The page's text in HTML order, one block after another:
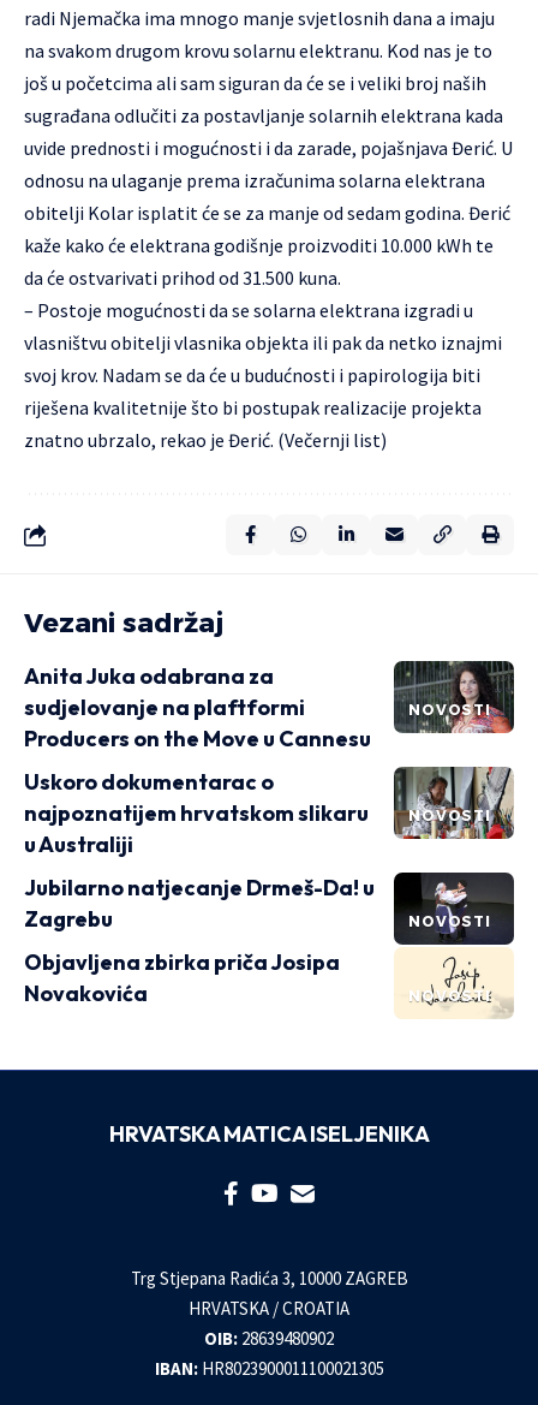
radi Njemačka ima mnogo manje svjetlosnih dana a imaju
na svakom drugom krovu solarnu elektranu. Kod nas je to
još u početcima ali sam siguran da će se i veliki broj naših
sugrađana odlučiti za postavljanje solarnih elektrana kada
uvide prednosti i mogućnosti i da zarade, pojašnjava Đerić. U
odnosu na ulaganje prema izračunima solarna elektrana
obitelji Kolar isplatit će se za manje od sedam godina. Đerić
kaže kako će elektrana godišnje proizvoditi 10.000 kWh te
da će ostvarivati prihod od 31.500 kuna.
– Postoje mogućnosti da se solarna elektrana izgradi u
vlasništvu obitelji vlasnika objekta ili pak da netko iznajmi
svoj krov. Nadam se da će u budućnosti i papirologija biti
riješena kvalitetnije što bi postupak realizacije projekta
znatno ubrzalo, rekao je Đerić. (Večernji list)
Vezani sadržaj
NOVOSTI
Anita Juka odabrana za
sudjelovanje na plaftformi
Producers on the Move u Cannesu
NOVOSTI
Uskoro dokumentarac o
najpoznatijem hrvatskom slikaru
u Australiji
NOVOSTI
Jubilarno natjecanje Drmeš-Da! u
Zagrebu
NOVOSTI
Objavljena zbirka priča Josipa
Novakovića
HRVATSKA MATICA ISELJENIKA
Trg Stjepana Radića 3, 10000 ZAGREB
HRVATSKA / CROATIA
OIB: 28639480902
IBAN: HR8023900011100021305